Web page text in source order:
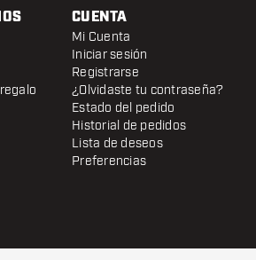
CUENTA
Mi Cuenta
Iniciar sesión
Registrarse
¿Olvidaste tu contraseña?
Estado del pedido
Historial de pedidos
Lista de deseos
Preferencias